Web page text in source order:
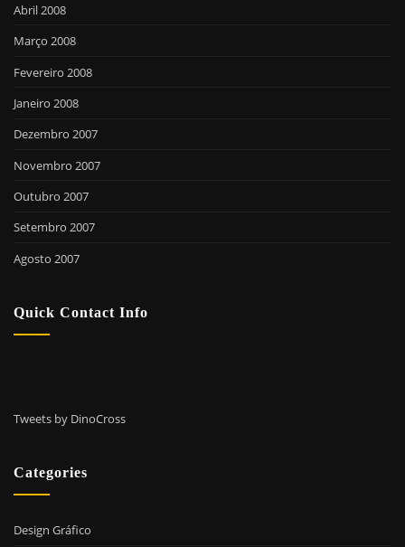
Abril 2008
Março 2008
Fevereiro 2008
Janeiro 2008
Dezembro 2007
Novembro 2007
Outubro 2007
Setembro 2007
Agosto 2007
Quick Contact Info
Tweets by DinoCross
Categories
Design Gráfico